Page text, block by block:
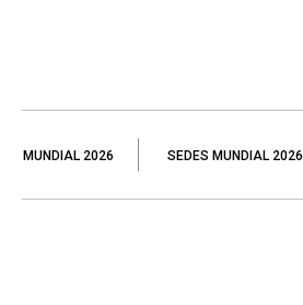
MUNDIAL 2026 SEDES MUNDIAL 2026